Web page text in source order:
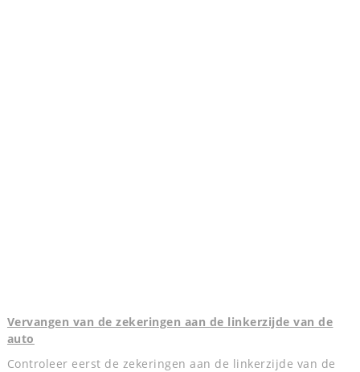
Vervangen van de zekeringen aan de linkerzijde van de
auto
Controleer eerst de zekeringen aan de linkerzijde van de